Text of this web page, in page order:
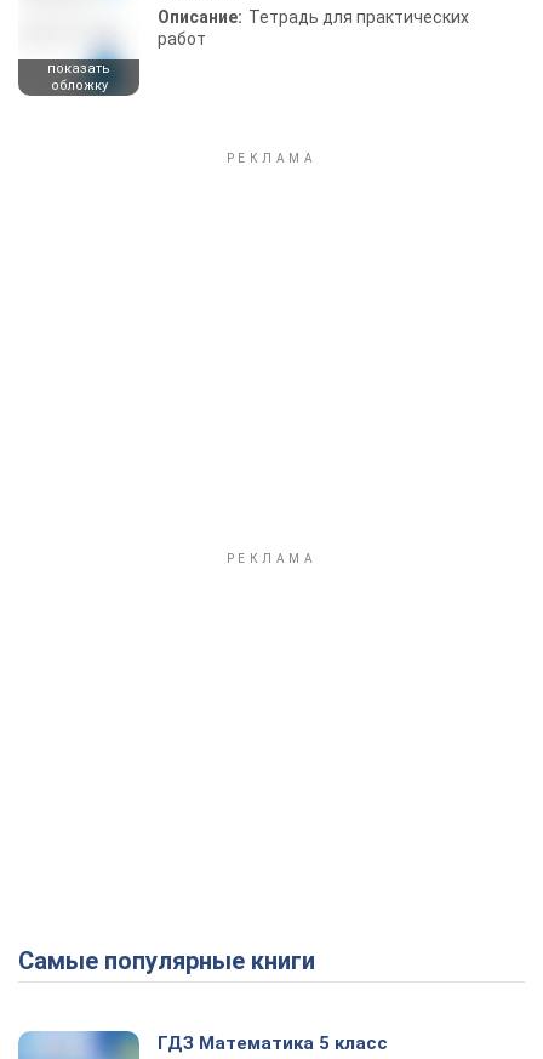
показать
обложку
Описание: Тетрадь для практических
работ
Самые популярные книги
ГДЗ Математика 5 класс